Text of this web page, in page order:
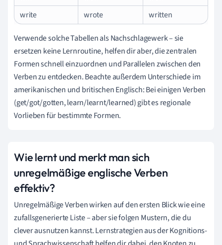
write
wrote written
Verwende solche Tabellen als Nachschlagewerk – sie
ersetzen keine Lernroutine, helfen dir aber, die zentralen
Formen schnell einzuordnen und Parallelen zwischen den
Verben zu entdecken. Beachte außerdem Unterschiede im
amerikanischen und britischen Englisch: Bei einigen Verben
(get/got/gotten, learn/learnt/learned) gibt es regionale
Vorlieben für bestimmte Formen.
Wie lernt und merkt man sich
unregelmäßige englische Verben
effektiv?
Unregelmäßige Verben wirken auf den ersten Blick wie eine
zufallsgenerierte Liste – aber sie folgen Mustern, die du
clever ausnutzen kannst. Lernstrategien aus der Kognitions-